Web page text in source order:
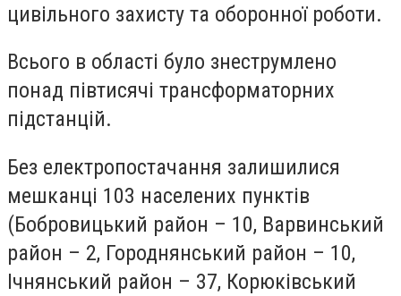
цивільного захисту та оборонної роботи.
Всього в області було знеструмлено
понад півтисячі трансформаторних
підстанцій.
Без електропостачання залишилися
мешканці 103 населених пунктів
(Бобровицький район – 10, Варвинський
район – 2, Городнянський район – 10,
Ічнянський район – 37, Корюківський